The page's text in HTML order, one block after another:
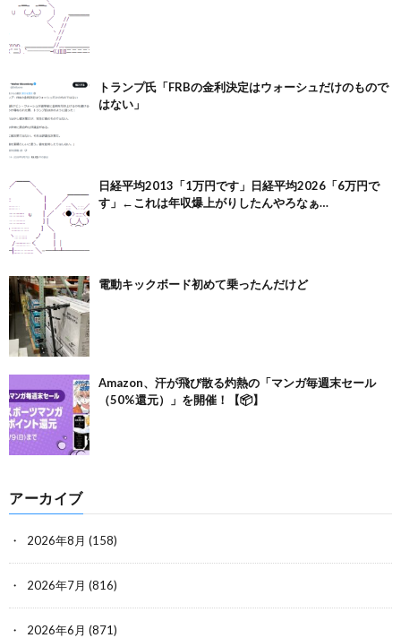
トランプ氏「FRBの金利決定はウォーシュだけのもので
はない」
日経平均2013「1万円です」日経平均2026「6万円で
す」←これは年収爆上がりしたんやろなぁ…
電動キックボード初めて乗ったんだけど
Amazon、汗が飛び散る灼熱の「マンガ毎週末セール
（50%還元）」を開催！【📦】
アーカイブ
2026年8月 (158)
2026年7月 (816)
2026年6月 (871)